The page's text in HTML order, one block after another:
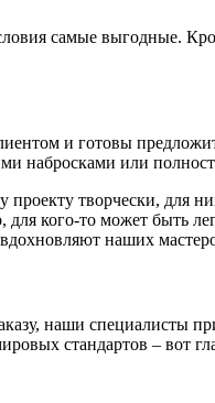
самые выгодные.
и готовы
набросками или
творчески, для
для кого-то может быть
наших
наши специалисты
стандартов – вот